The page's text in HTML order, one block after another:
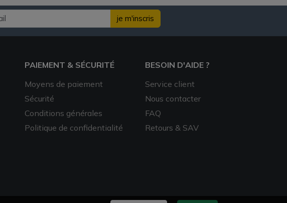
je m'inscris
PAIEMENT & SÉCURITÉ
Moyens de paiement
Sécurité
Conditions générales
Politique de confidentialité
BESOIN D'AIDE ?
Service client
Nous contacter
FAQ
Retours & SAV